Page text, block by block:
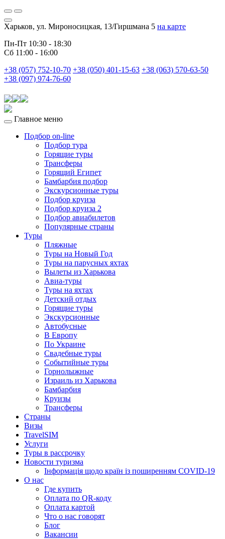
Харьков, ул. Мироносицкая, 13/Гиршмана 5 на карте
Пн-Пт 10:30 - 18:30
Сб 11:00 - 16:00
+38 (057) 752-10-70 +38 (050) 401-15-63 +38 (063) 570-63-50
+38 (097) 974-76-60
Главное меню
Подбор on-line
Подбор тура
Горящие туры
Трансферы
Горящий Египет
Бамбарбия подбор
Экскурсионные туры
Подбор круиза
Подбор круиза 2
Подбор авиабилетов
Популярные страны
Туры
Пляжные
Туры на Новый Год
Туры на парусных яхтах
Вылеты из Харькова
Авиа-туры
Туры на яхтах
Детский отдых
Горящие туры
Экскурсионные
Автобусные
В Европу
По Украине
Свадебные туры
Событийные туры
Горнолыжные
Израиль из Харькова
Бамбарбия
Круизы
Трансферы
Страны
Визы
TravelSIM
Услуги
Туры в рассрочку
Новости туризма
Інформація щодо країн із поширенням COVID-19
О нас
Где купить
Оплата по QR-коду
Оплата картой
Что о нас говорят
Блог
Вакансии